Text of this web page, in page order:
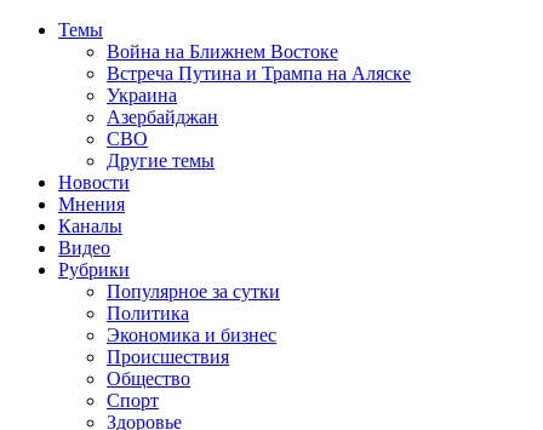
Темы
Война на Ближнем Востоке
Встреча Путина и Трампа на Аляске
Украина
Азербайджан
СВО
Другие темы
Новости
Мнения
Каналы
Видео
Рубрики
Популярное за сутки
Политика
Экономика и бизнес
Происшествия
Общество
Спорт
Здоровье